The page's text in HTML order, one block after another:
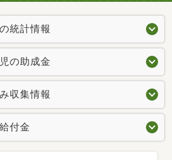
統計情報
の助成金
収集情報
付金